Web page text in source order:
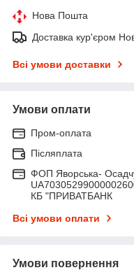
Нова Пошта
Доставка кур'єром
Всі умови доставки
Умови оплати
Пром-оплата
Післяплата
ФОП Яворська-
КБ "ПРИВАТБАНК
Всі умови оплати
Умови повернення